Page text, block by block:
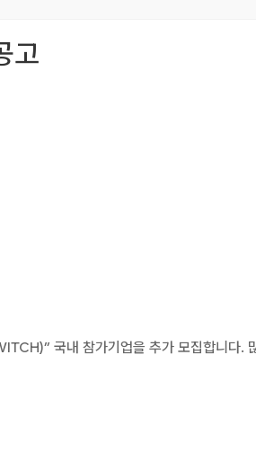
고
국내 참가기업을 추가 모집합니다.